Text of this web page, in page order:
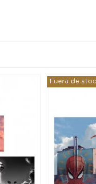
Fuera de